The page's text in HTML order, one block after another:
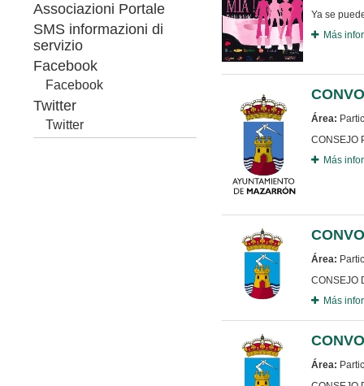
Associazioni Portale
SMS informazioni di
servizio
Facebook
Facebook
Twitter
Twitter
Ya se
Más
Área:
CONSEJO
Más
Área:
CONSEJO
Más
Área: